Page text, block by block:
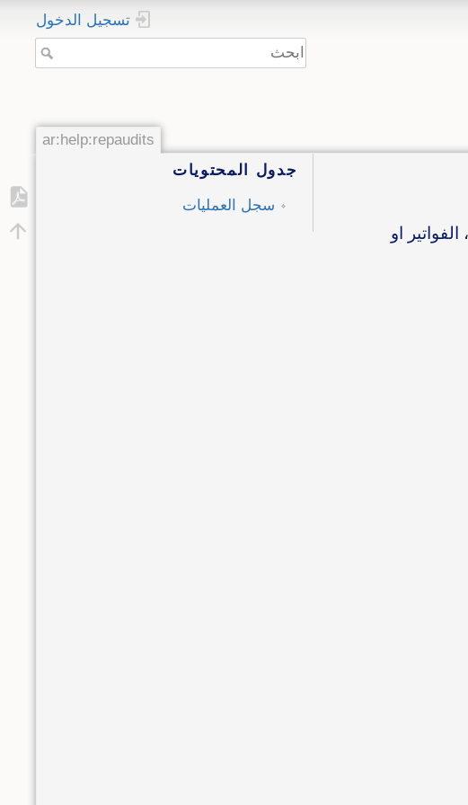
تسجيل الدخول
ar:help:repaudits
جدول المحتويات
سجل العمليات
او